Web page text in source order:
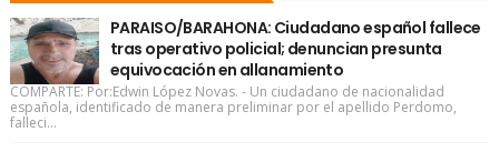
PARAISO/BARAHONA: Ciudadano español fallece
tras operativo policial; denuncian presunta
equivocación en allanamiento
COMPARTE: Por:Edwin López Novas. - Un ciudadano de nacionalidad
española, identificado de manera preliminar por el apellido Perdomo,
falleci...